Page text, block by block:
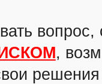
вопрос,
,